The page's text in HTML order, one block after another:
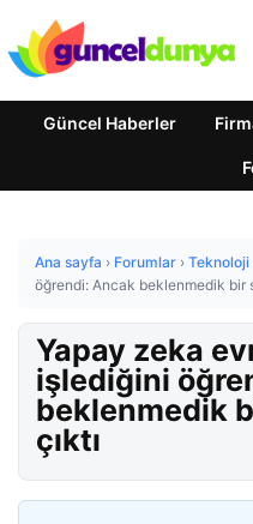
Güncel Haberler
Ana sayfa › Forumlar › Teknoloji
öğrendi: Ancak beklenmedik bir
Yapay zeka
işlediğini
beklenmedik
çıktı